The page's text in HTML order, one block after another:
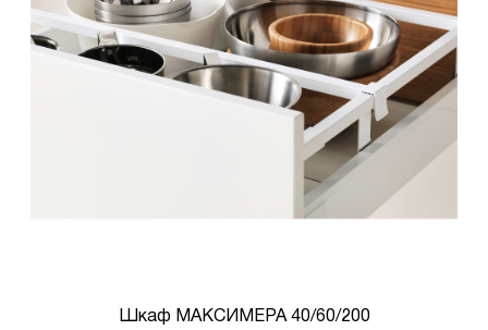
Шкаф МАКСИМЕРА 40/60/200